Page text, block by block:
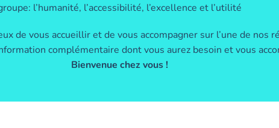
l’humanité, l’accessibilité, l’excellence et l’utilité
de vous accueillir et de vous accompagner sur l’une de nos
complémentaire dont vous aurez besoin et vous
Bienvenue chez vous !